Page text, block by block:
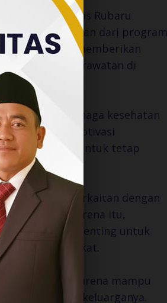
Puskesmas Rubaru
sebagai bagian dari program
ini bertujuan memberikan
menjalani perawatan di
bersama tenaga kesehatan
bersama, motivasi
pasien diajak untuk tetap
tidak hanya berkaitan dengan
spiritual. Karena itu,
dinilai penting untuk
masyarakat.
tersebut karena mampu
pasien serta keluarganya.